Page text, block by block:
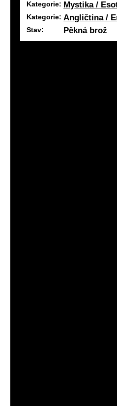
Kategorie: Mystika /
Kategorie: Angličtina /
Stav: Pěkná brož